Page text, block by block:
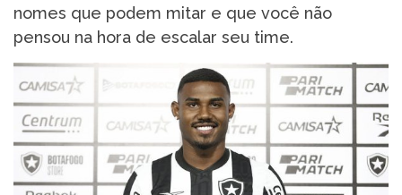
nomes que podem mitar e que você não
pensou na hora de escalar seu time.